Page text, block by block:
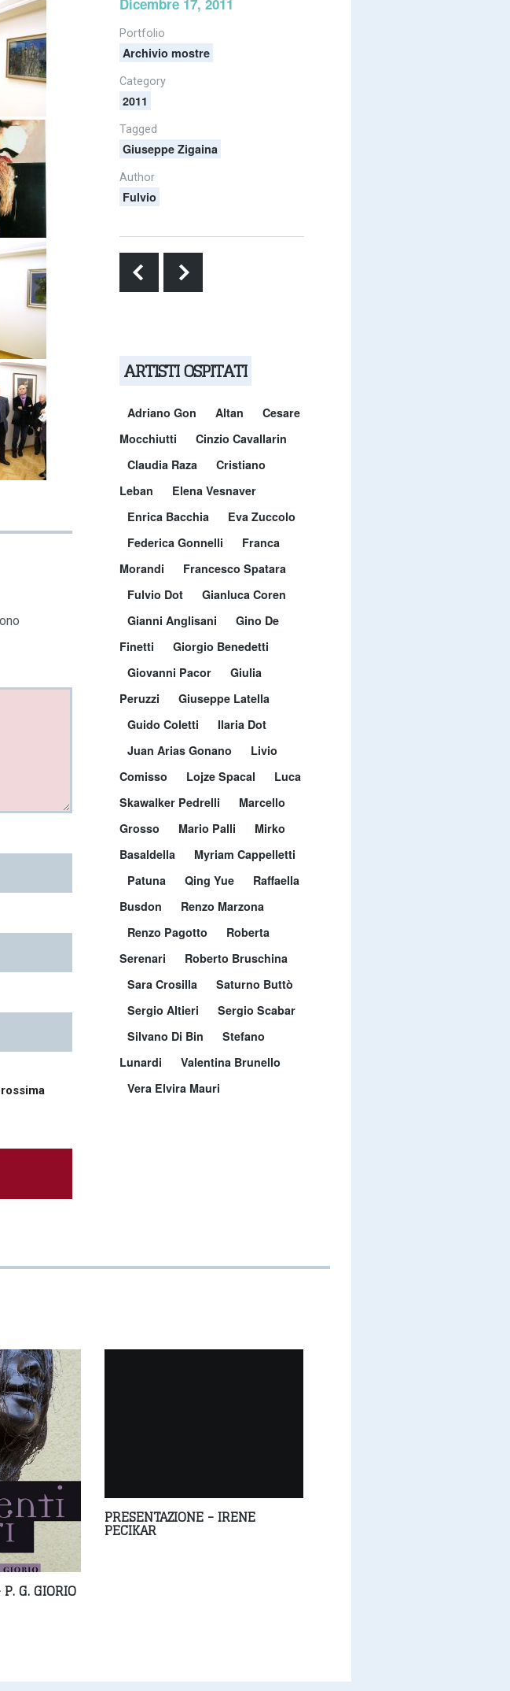
Portfolio
Archivio mostre
Category
2011
Tagged
Giuseppe Zigaina
Author
Fulvio
ARTISTI OSPITATI
Adriano Gon Altan
Cesare
Mocchiutti
Cinzio Cavallarin
Claudia Raza
Cristiano
Leban
Elena Vesnaver
Enrica Bacchia
Eva Zuccolo
Federica Gonnelli
Franca
Morandi
Francesco Spatara
Fulvio Dot
Gianluca Coren
Gianni Anglisani
Gino De
Finetti
Giorgio Benedetti
Giovanni Pacor
Giulia
Peruzzi
Giuseppe Latella
Guido Coletti
Ilaria Dot
Juan Arias Gonano
Livio
Comisso
Lojze Spacal
Luca
Skawalker Pedrelli
Marcello
Grosso
Mario Palli
Mirko
Basaldella
Myriam Cappelletti
Patuna
Qing Yue
Raffaella
Busdon
Renzo Marzona
Renzo Pagotto
Roberta
Serenari
Roberto Bruschina
Sara Crosilla
Saturno Buttò
Sergio Altieri
Sergio Scabar
Silvano Di Bin
Stefano
Lunardi
Valentina Brunello
Vera Elvira Mauri
G. GIORIO
PRESENTAZIONE - IRENE
PECIKAR